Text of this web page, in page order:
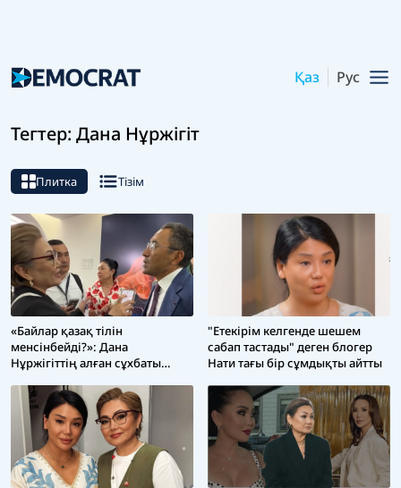
Қаз Рус
Тегтер: Дана Нұржігіт
Плитка Тізім
«Байлар қазақ тілін
менсінбейді?»: Дана
Нұржігіттің алған сұхбаты
"Етекірім келгенде шешем
сабап тастады" деген блогер
Нати тағы бір сұмдықты айтты